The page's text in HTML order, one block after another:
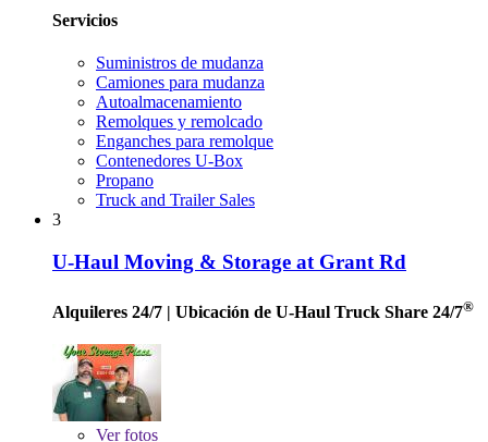
Servicios
Suministros de mudanza
Camiones para mudanza
Autoalmacenamiento
Remolques y remolcado
Enganches para remolque
Contenedores U-Box
Propano
Truck and Trailer Sales
3
U-Haul Moving & Storage at Grant Rd
Alquileres 24/7 | Ubicación de U-Haul Truck Share 24/7®
Verfotos